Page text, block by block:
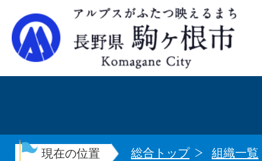
現在の位置 総合トップ
組織一覧